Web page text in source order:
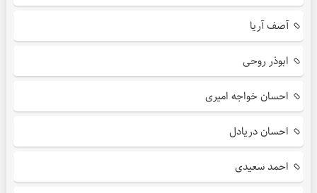
آصف آریا
ابوذر روحی
احسان خواجه امیری
احسان دریادل
احمد سعیدی